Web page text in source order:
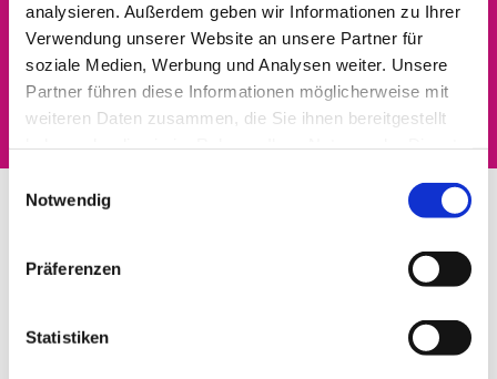
analysieren. Außerdem geben wir Informationen zu Ihrer
Verwendung unserer Website an unsere Partner für
soziale Medien, Werbung und Analysen weiter. Unsere
Partner führen diese Informationen möglicherweise mit
weiteren Daten zusammen, die Sie ihnen bereitgestellt
Notwendig
Präferenzen
Statistiken
Dies könnte Sie auch
interessieren